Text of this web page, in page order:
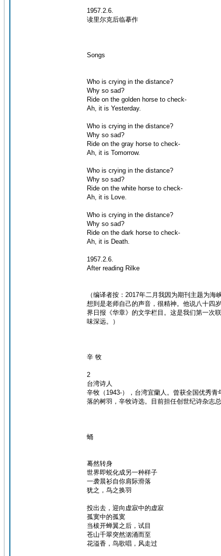
1957.2.6.
读里尔克后临摹作
Songs
Who is crying in the distance?
Why so sad?
Ride on the golden horse to check-
Ah, it is Yesterday.
Who is crying in the distance?
Why so sad?
Ride on the gray horse to check-
Ah, it is Tomorrow.
Who is crying in the distance?
Why so sad?
Ride on the white horse to check-
Ah, it is Love.
Who is crying in the distance?
Why so sad?
Ride on the dark horse to check-
Ah, it is Death.
1957.2.6.
After reading Rilke
（编译者按：2017年二月我因为期刊主题为
想到是老师自己的声音，很精神。他说八十四
界日报《华章》的文学栏目。这是我们第一次
味深远。）
辛 牧
2
台湾诗人
辛牧（1943-），台湾宜蘭人。曾获全国优秀
落的树羽，辛牧诗选。目前担任创世纪诗杂志
蛹
蓦然转身
世界即蜕化成另一种样子
一袭晨衫自你肩际滑落
犹之，鸟之换羽
投出去，迎向虚寂中的虚寂
孤寞中的孤寞
当柭开蝉翼之后，试目
苍山千翠突然汹涌而至
花溢香，鸟歌唱，风走过